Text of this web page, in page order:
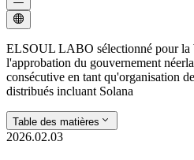
ELSOUL LABO sélectionné pour la
l'approbation du gouvernement
consécutive en tant qu'organisation
distribués incluant Solana
Table des matières
2026.02.03